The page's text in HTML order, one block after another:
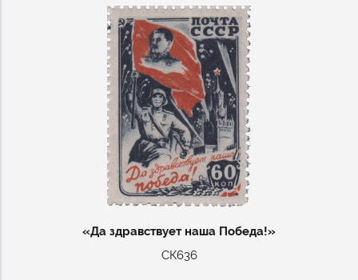
«Да здравствует наша Победа!»
СК636